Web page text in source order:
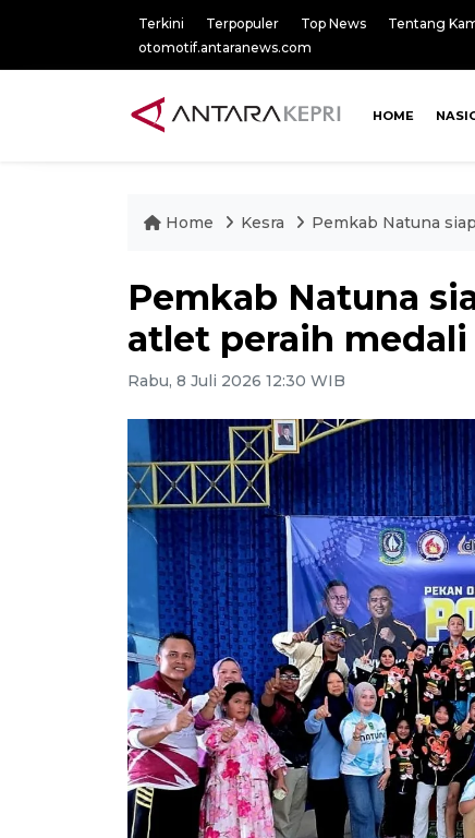
Terkini Terpopuler Top News Tentang
otomotif.antaranews.com
HOME
Home Kesra Pemkab Natuna
Pemkab Natuna
atlet peraih medali
Rabu, 8 Juli 2026 12:30 WIB